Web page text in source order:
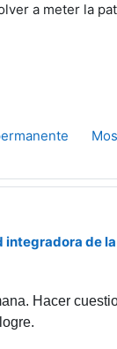
a meter la
de
Hacer